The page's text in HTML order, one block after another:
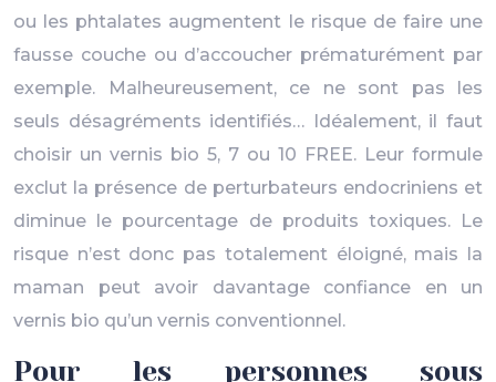
ou les phtalates augmentent le risque de faire une
fausse couche ou d’accoucher prématurément par
exemple. Malheureusement, ce ne sont pas les
seuls désagréments identifiés… Idéalement, il faut
choisir un vernis bio 5, 7 ou 10 FREE. Leur formule
exclut la présence de perturbateurs endocriniens et
diminue le pourcentage de produits toxiques. Le
risque n’est donc pas totalement éloigné, mais la
maman peut avoir davantage confiance en un
vernis bio qu’un vernis conventionnel.
Pour les personnes sous